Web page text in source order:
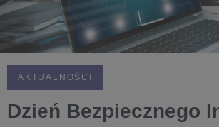
AKTUALNOŚCI
Dzień Bezpiecznego